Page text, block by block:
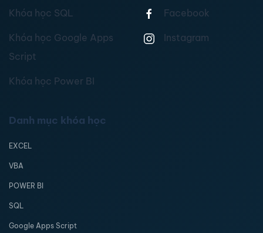
Khóa học SQL
Khóa học Google Apps
Script
Khóa học Power BI
Facebook
Instagram
Danh mục khóa học
EXCEL
VBA
POWER BI
SQL
Google Apps Script